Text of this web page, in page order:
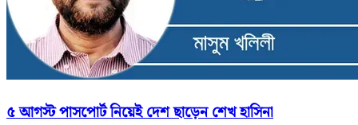
৫ আগস্ট পাসপোর্ট নিয়েই দেশ ছাড়েন শেখ হাসিনা